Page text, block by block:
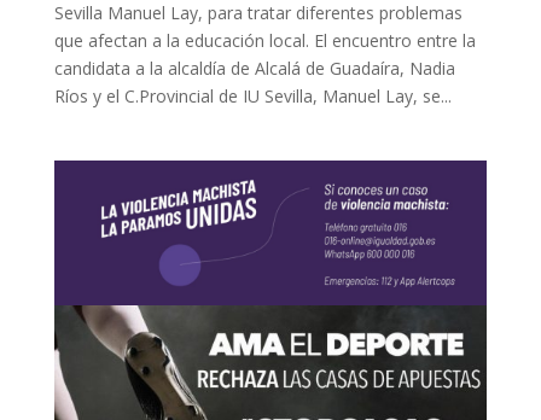
Sevilla Manuel Lay, para tratar diferentes problemas
que afectan a la educación local. El encuentro entre la
candidata a la alcaldía de Alcalá de Guadaíra, Nadia
Ríos y el C.Provincial de IU Sevilla, Manuel Lay, se...